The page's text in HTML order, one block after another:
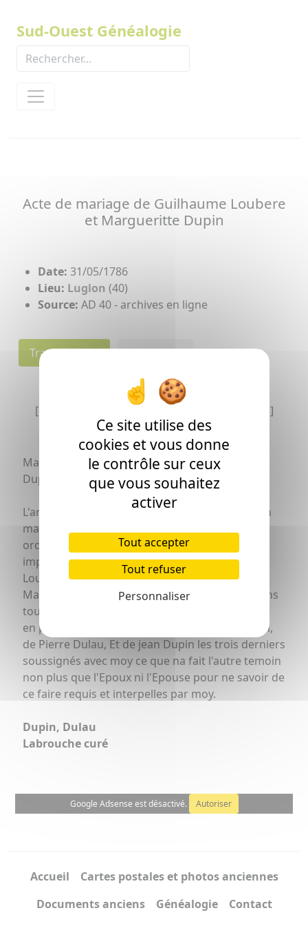
Sud-Ouest Généalogie
Acte de mariage de Guilhaume Loubere
et Margueritte Dupin
Date: 31/05/1786
Lieu: Luglon (40)
Source: AD 40 - archives en ligne
Transcription Individu(s)
[La transcription peut comporter des erreurs]
Mariage de guilhaume Loubere et Margueritte
Dupin
L'an mil sept cent quatre vingt six et le trente un
may les ceremonies prescrites par l'Eglize et les
ord
Royaux préalablement observées j'ai
imparti la Benediction nuptiale a Guilhaume
Loubere agé d'environ vingt un ans et a
Margueritte Dupin agée d'environ vingt deux ans
tous deux natifs et hnts de cette parroisse et ce
en presence de Pierre Loubere, de Pierre Dupin,
de Pierre Dulau, Et de jean Dupin les trois derniers
soussignés avec moy ce que na fait l'autre temoin
non plus que l'Epoux ni l'Epouse pour ne savoir de
ce faire requis et interpelles par moy.
Dupin, Dulau
Labrouche curé
Google Adsense est désactivé. Autoriser
Accueil
Cartes postales et photos anciennes
Documents anciens
Généalogie Contact
Ce site utilise des
cookies et vous donne
le contrôle sur ceux
que vous souhaitez
activer
Tout accepter
Tout refuser
Personnaliser